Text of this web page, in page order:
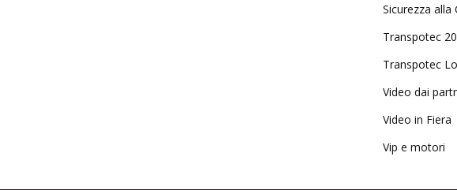
Sicurezza alla
Transpotec
Transpotec
Video dai
Video in Fiera
Vip e motori